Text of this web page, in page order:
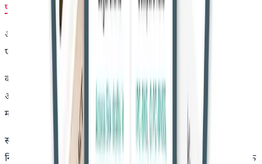
पर सजा कम की
अदालत ने यह स्पष्ट किया कि अमेरिका की अदालत द्वारा दिया गया
एकपक्षीय तलाक भारत में स्वतः मान्य नहीं है।
कोर्ट ने कहा कि ऐसा आदेश तभी मान्य होगा जब भारतीय कानून के
अनुरूप हो और दोनों पक्षों को उचित सुनवाई का अवसर मिला हो। इस
मामले में ऐसा नहीं पाया गया।
सभी तथ्यों और परिस्थितियों को देखते हुए, उच्च न्यायालय ने निष्कर्ष
निकाला कि विवाह पूरी तरह टूट चुका है और इसे जारी रखना दोनों पक्षों के